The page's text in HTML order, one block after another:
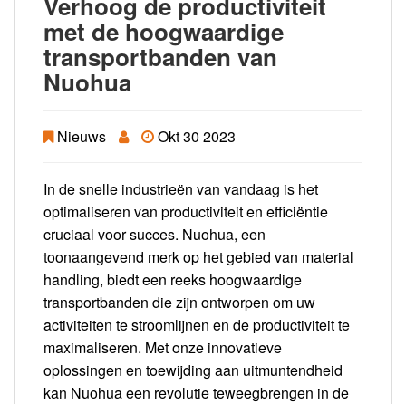
met de hoogwaardige
transportbanden van
Nuohua
Nieuws Okt 30 2023
In de snelle industrieën van vandaag is het
optimaliseren van productiviteit en efficiëntie
cruciaal voor succes. Nuohua, een
toonaangevend merk op het gebied van material
handling, biedt een reeks hoogwaardige
transportbanden die zijn ontworpen om uw
activiteiten te stroomlijnen en de productiviteit te
maximaliseren. Met onze innovatieve
oplossingen en toewijding aan uitmuntendheid
kan Nuohua een revolutie teweegbrengen in de